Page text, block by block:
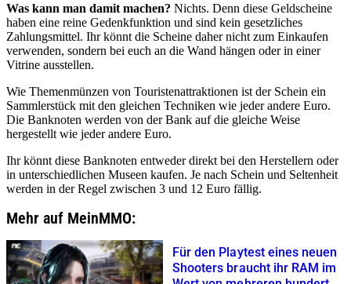
Was kann man damit machen? Nichts. Denn diese Geldscheine
haben eine reine Gedenkfunktion und sind kein gesetzliches
Zahlungsmittel. Ihr könnt die Scheine daher nicht zum Einkaufen
verwenden, sondern bei euch an die Wand hängen oder in einer
Vitrine ausstellen.
Wie Themenmünzen von Touristenattraktionen ist der Schein ein
Sammlerstück mit den gleichen Techniken wie jeder andere Euro.
Die Banknoten werden von der Bank auf die gleiche Weise
hergestellt wie jeder andere Euro.
Ihr könnt diese Banknoten entweder direkt bei den Herstellern oder
in unterschiedlichen Museen kaufen. Je nach Schein und Seltenheit
werden in der Regel zwischen 3 und 12 Euro fällig.
Mehr auf MeinMMO:
Für den Playtest eines neuen
Shooters braucht ihr RAM im